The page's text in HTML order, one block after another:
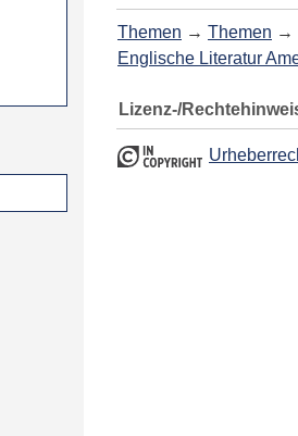
Themen → Themen →
Englische Literatur
Lizenz-/